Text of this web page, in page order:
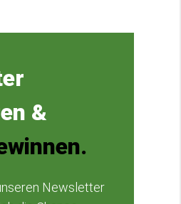
&
Newsletter